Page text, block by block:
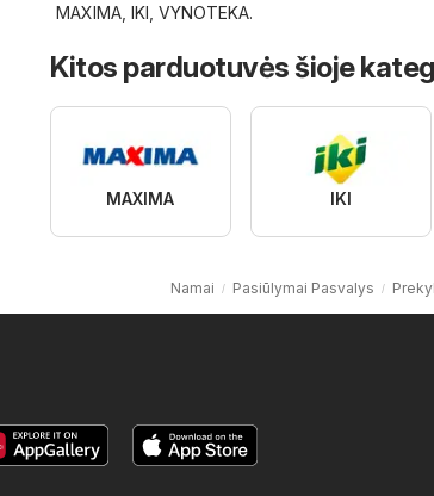
MAXIMA IKI VYNOTEKA.
Kitos parduotuvės šioje
MAXIMA IKI
Namai Pasiūlymai Pasvalys